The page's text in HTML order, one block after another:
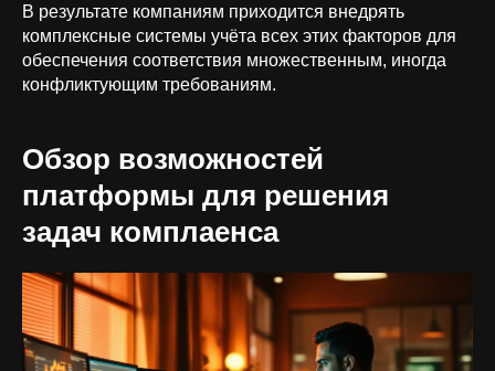
В результате компаниям приходится внедрять
комплексные системы учёта всех этих факторов для
обеспечения соответствия множественным, иногда
конфликтующим требованиям.
Обзор возможностей
платформы для решения
задач комплаенса